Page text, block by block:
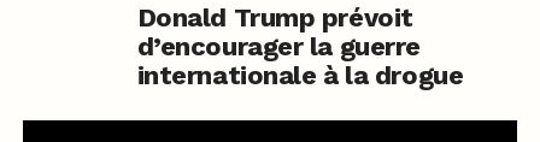
Donald Trump prévoit
d’encourager la guerre
internationale à la drogue